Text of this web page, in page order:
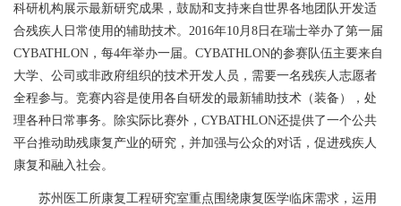
科研机构展示最新研究成果，鼓励和支持来自世界各地团队开发适
合残疾人日常使用的辅助技术。 2016年10 月 8 日在瑞士举办了第一届
CYBATHLON ，每4年举办一届。 CYBATHLON的参赛队伍主要来自
大学、公司或非政府组织的技术开发人员，需要一名残疾人志愿者
全程参与。竞赛内容是使用各自研发的最新辅助技术（装备），处
理各种日常事务。除实际比赛外， CYBATHLON还提供了一个公共
平台推动助残康复产业的研究，并加强与公众的对话，促进残疾人
康复和融入社会。
苏州医工所康复工程研究室重点围绕康复医学临床需求，运用